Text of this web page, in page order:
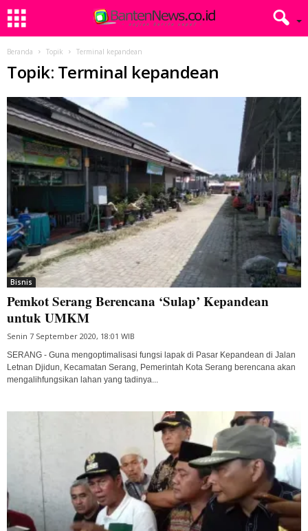
Beranda Topik Terminal kepandean
Topik: Terminal kepandean
Bisnis
Pemkot Serang Berencana ‘Sulap’ Kepandean
untuk UMKM
Senin 7 September 2020, 18:01 WIB
SERANG - Guna mengoptimalisasi fungsi lapak di Pasar Kepandean di Jalan
Letnan Djidun, Kecamatan Serang, Pemerintah Kota Serang berencana akan
mengalihfungsikan lahan yang tadinya...